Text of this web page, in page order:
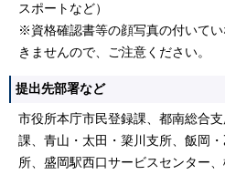
スポートなど）
※資格確認書等の顔写真の付いて
きませんので、ご注意ください。
提出先部署など
市役所本庁市民登録課、都南総合
課、青山・太田・簗川支所、飯岡
所、盛岡駅西口サービスセンター